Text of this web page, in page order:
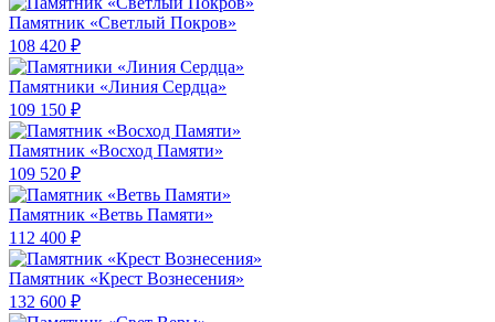
Памятник «Светлый Покров»
108 420 ₽
Памятники «Линия Сердца»
109 150 ₽
Памятник «Восход Памяти»
109 520 ₽
Памятник «Ветвь Памяти»
112 400 ₽
Памятник «Крест Вознесения»
132 600 ₽